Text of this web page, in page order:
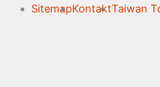
SitemapKontaktTaiwan